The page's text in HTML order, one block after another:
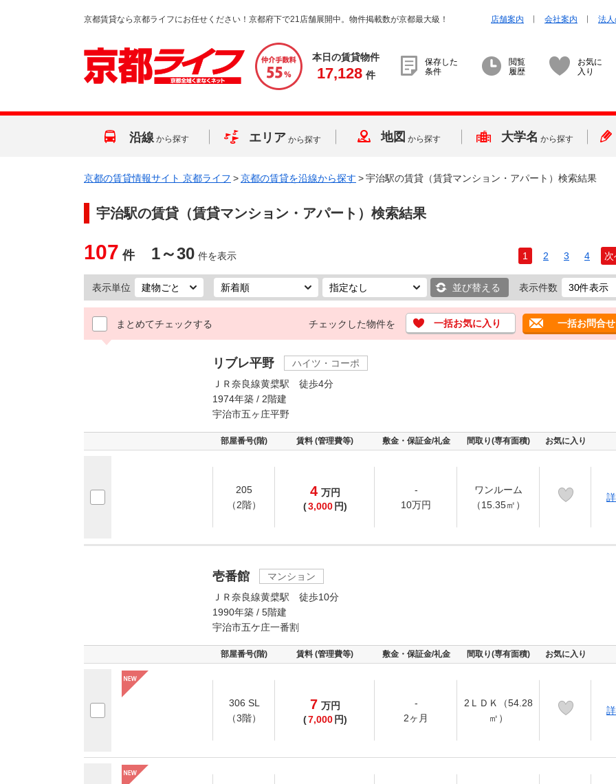
京都賃貸なら京都ライフにお任せください！京都府下で21店舗展開中。物件掲載数が京都最大級！ 店舗案内 会社案内 法
本日の賃貸物件
17,128 件
保存した
条件
閲覧
履歴
お気に
入り
沿線 から探す エリア から探す 地図 から探す 大学名 から探す
京都の賃貸情報サイト 京都ライフ >京都の賃貸を沿線から探す >宇治駅の賃貸（賃貸マンション・アパート）検索結果
宇治駅の賃貸（賃貸マンション・アパート）検索結果
107 件 1～30 件を表示 1 2 3 4
表示単位 並び替える 表示件数
まとめてチェックする チェックした物件を 一括お気に入り 一括お問合せ
リブレ平野
ハイツ・コーポ
ＪＲ奈良線黄檗駅 徒歩4分
1974年築 / 2階建
宇治市五ヶ庄平野
部屋番号(階) 賃料 (管理費等) 敷金・保証金/礼金 間取り(専有面積) お気に入り
205
（2階）
4 万円
(3,000 円)
-
10万円
ワンルーム
（15.35㎡）
壱番館
マンション
ＪＲ奈良線黄檗駅 徒歩10分
1990年築 / 5階建
宇治市五ケ庄一番割
部屋番号(階) 賃料 (管理費等) 敷金・保証金/礼金 間取り(専有面積) お気に入り
306 SL
（3階）
7 万円
(7,000 円)
-
2ヶ月
2ＬＤＫ（54.28
㎡）